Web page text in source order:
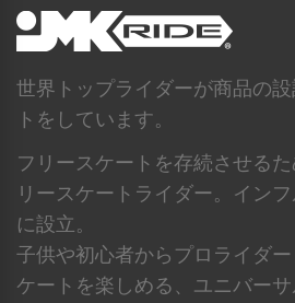
世界トップライダーが商品の
トをしています。
フリースケートを存続させる
リースケートライダー。イン
に設立。
子供や初心者からプロライダ
ケートを楽しめる、ユニバー